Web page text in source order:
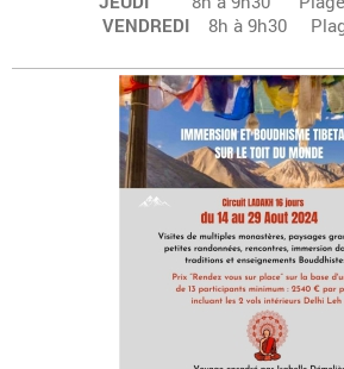
VENDREDI
8h à 9h30